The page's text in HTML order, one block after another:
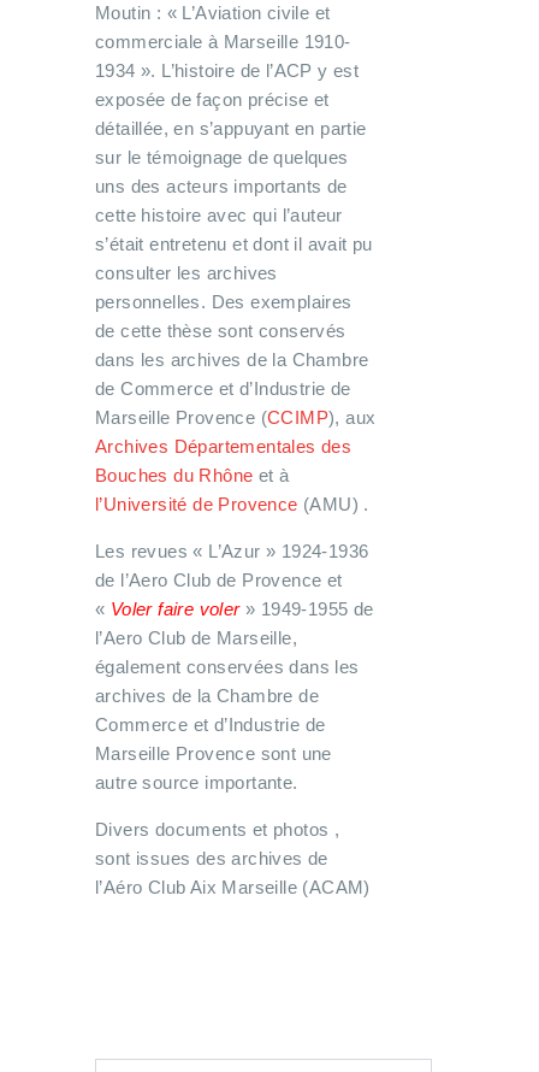
Moutin : « L’Aviation civile et
commerciale à Marseille 1910-
1934 ». L’histoire de l’ACP y est
exposée de façon précise et
détaillée, en s’appuyant en partie
sur le témoignage de quelques
uns des acteurs importants de
cette histoire avec qui l’auteur
s’était entretenu et dont il avait pu
consulter les archives
personnelles. Des exemplaires
de cette thèse sont conservés
dans les archives de la Chambre
de Commerce et d’Industrie de
Marseille Provence (CCIMP), aux
Archives Départementales des
Bouches du Rhône et à
l’Université de Provence (AMU) .
Les revues « L’Azur » 1924-1936
de l’Aero Club de Provence et
« Voler faire voler» 1949-1955 de
l’Aero Club de Marseille,
également conservées dans les
archives de la Chambre de
Commerce et d’Industrie de
Marseille Provence sont une
autre source importante.
Divers documents et photos ,
sont issues des archives de
l’Aéro Club Aix Marseille (ACAM)